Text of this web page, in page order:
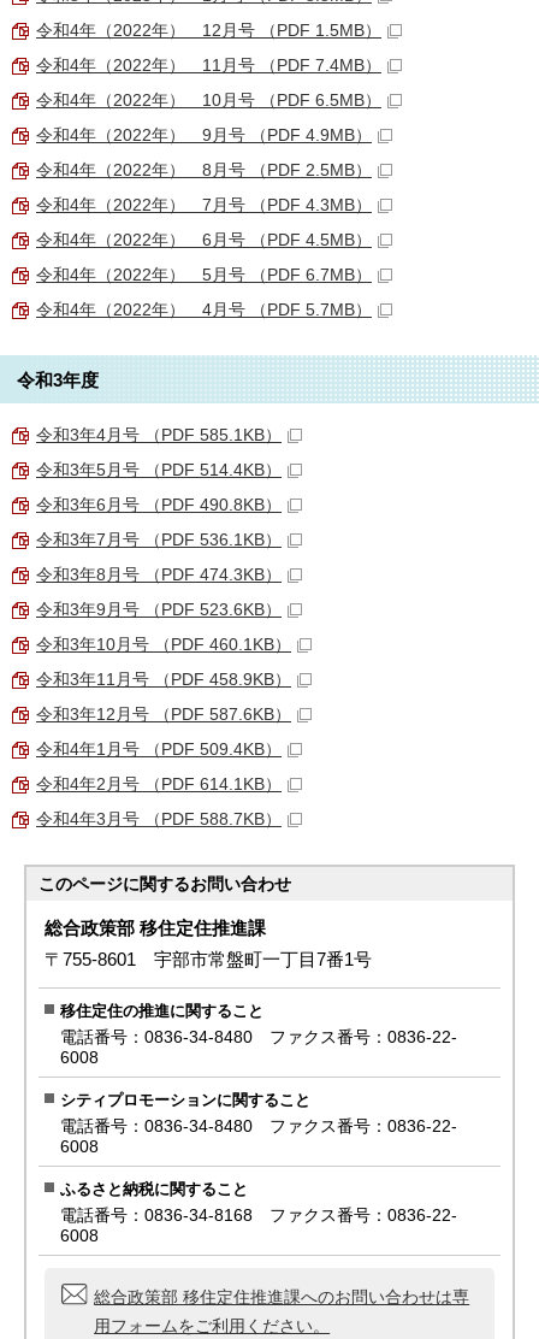
令和4年（2022年） 12月号 （PDF 1.5MB）
令和4年（2022年） 11月号 （PDF 7.4MB）
令和4年（2022年） 10月号 （PDF 6.5MB）
令和4年（2022年） 9月号 （PDF 4.9MB）
令和4年（2022年） 8月号 （PDF 2.5MB）
令和4年（2022年） 7月号 （PDF 4.3MB）
令和4年（2022年） 6月号 （PDF 4.5MB）
令和4年（2022年） 5月号 （PDF 6.7MB）
令和4年（2022年） 4月号 （PDF 5.7MB）
令和3年度
令和3年4月号 （PDF 585.1KB）
令和3年5月号 （PDF 514.4KB）
令和3年6月号 （PDF 490.8KB）
令和3年7月号 （PDF 536.1KB）
令和3年8月号 （PDF 474.3KB）
令和3年9月号 （PDF 523.6KB）
令和3年10月号 （PDF 460.1KB）
令和3年11月号 （PDF 458.9KB）
令和3年12月号 （PDF 587.6KB）
令和4年1月号 （PDF 509.4KB）
令和4年2月号 （PDF 614.1KB）
令和4年3月号 （PDF 588.7KB）
このページに関するお問い合わせ
総合政策部 移住定住推進課
〒755-8601 宇部市常盤町一丁目7番1号
移住定住の推進に関すること
電話番号：0836-34-8480 ファクス番号：0836-22-
6008
シティプロモーションに関すること
電話番号：0836-34-8480 ファクス番号：0836-22-
6008
ふるさと納税に関すること
電話番号：0836-34-8168 ファクス番号：0836-22-
6008
総合政策部 移住定住推進課へのお問い合わせは専
用フォームをご利用ください。